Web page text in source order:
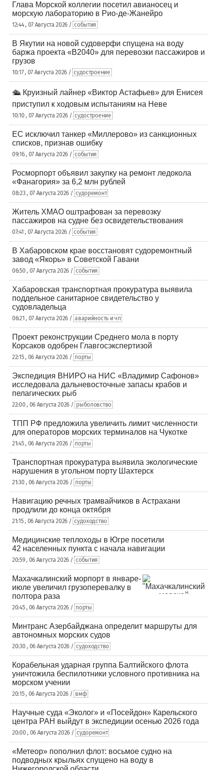
Глава Морской коллегии посетил авианосец и
морскую лабораторию в Рио-де-Жанейро
12:44 , 07 Августа 2026 / события
В Якутии на новой судоверфи спущена на воду
баржа проекта «В2040» для перевозки пассажиров и
грузов
10:17 , 07 Августа 2026 / судостроение
🛳️ Круизный лайнер «Виктор Астафьев» для Енисея
приступил к ходовым испытаниям на Неве
10:10 , 07 Августа 2026 / судостроение
ЕС исключил танкер «Миллерово» из санкционных
списков, признав ошибку
09:16 , 07 Августа 2026 / события
Росморпорт объявил закупку на ремонт ледокола
«Фанагория» за 6,2 млн рублей
08:23 , 07 Августа 2026 / судоремонт
Житель ХМАО оштрафован за перевозку
пассажиров на судне без освидетельствования
07:41 , 07 Августа 2026 / события
В Хабаровском крае восстановят судоремонтный
завод «Якорь» в Советской Гавани
06:50 , 07 Августа 2026 / события
Хабаровская транспортная прокуратура выявила
поддельное санитарное свидетельство у
судовладельца
06:21 , 07 Августа 2026 / аварийность и чп
Проект реконструкции Среднего мола в порту
Корсаков одобрен Главгосэкспертизой
22:15 , 06 Августа 2026 / порты
Экспедиция ВНИРО на НИС «Владимир Сафонов»
исследовала дальневосточные запасы крабов и
пелагических рыб
22:00 , 06 Августа 2026 / рыболовство
ТПП РФ предложила увеличить лимит численности
для операторов морских терминалов на Чукотке
21:45 , 06 Августа 2026 / порты
Транспортная прокуратура выявила экологические
нарушения в угольном порту Шахтерск
21:30 , 06 Августа 2026 / порты
Навигацию речных трамвайчиков в Астрахани
продлили до конца октября
21:15 , 06 Августа 2026 / судоходство
Медицинские теплоходы в Югре посетили
42 населенных пункта с начала навигации
20:59 , 06 Августа 2026 / события
Махачкалинский морпорт в январе-
июле увеличил грузоперевалку в
полтора раза
20:45 , 06 Августа 2026 / порты
Минтранс Азербайджана определит маршруты для
автономных морских судов
20:30 , 06 Августа 2026 / судоходство
Корабельная ударная группа Балтийского флота
уничтожила беспилотники условного противника на
морском учении
20:15 , 06 Августа 2026 / вмф
Научные суда «Эколог» и «Посейдон» Карельского
центра РАН выйдут в экспедиции осенью 2026 года
20:00 , 06 Августа 2026 / судоремонт
«Метеор» пополнил флот: восьмое судно на
подводных крыльях спущено на воду в